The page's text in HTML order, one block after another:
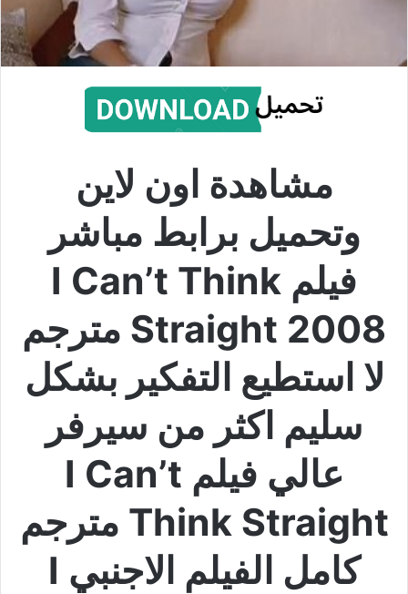
مشاهدة اون لاين
وتحميل برابط مباشر
فيلم I Can’t Think
Straight 2008 مترجم
لا استطيع التفكير بشكل
سليم اكثر من سيرفر
عالي فيلم I Can’t
Think Straight مترجم
كامل الفيلم الاجنبي I